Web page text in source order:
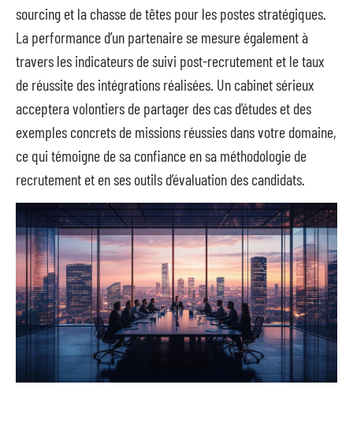
sourcing et la chasse de têtes pour les postes stratégiques.
La performance d’un partenaire se mesure également à
travers les indicateurs de suivi post-recrutement et le taux
de réussite des intégrations réalisées. Un cabinet sérieux
acceptera volontiers de partager des cas d’études et des
exemples concrets de missions réussies dans votre domaine,
ce qui témoigne de sa confiance en sa méthodologie de
recrutement et en ses outils d’évaluation des candidats.